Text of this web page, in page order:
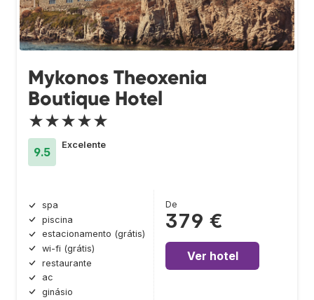
Mykonos Theoxenia
Boutique Hotel
★★★★★
9.5
Excelente
spa
piscina
estacionamento (grátis)
wi-fi (grátis)
restaurante
ac
ginásio
De
379 €
Ver hotel